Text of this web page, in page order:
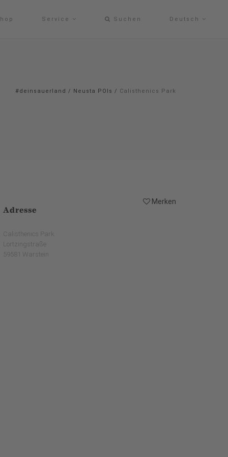
Service Suchen Deutsch
#deinsauerland / Neusta POIs / Calisthenics Park
Merken
Adresse
Calisthenics Park
Lortzingstraße
59581 Warstein